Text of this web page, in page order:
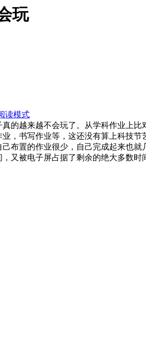
玩
读模式
的越来越不会玩了。从学科作业上
，书写作业等，这还没有算上科技
布置的作业很少，自己完成起来也
又被电子屏占据了剩余的绝大多数时